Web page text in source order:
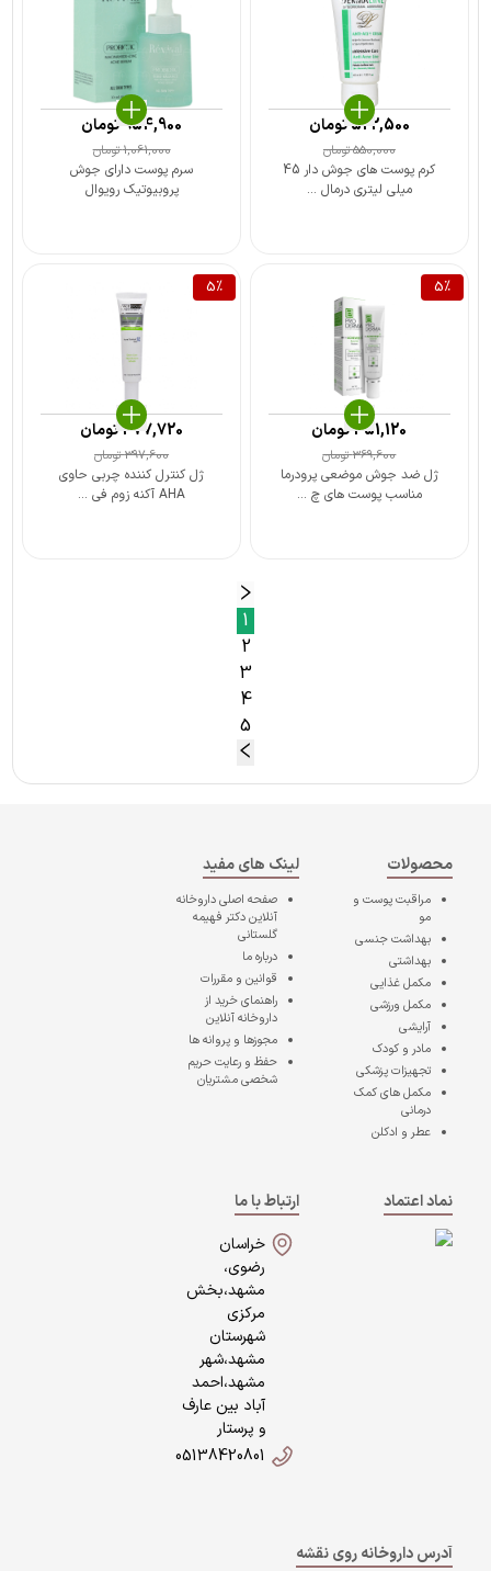
کرم پوست های جوش دار 45
میلی لیتری درمال ...
550,000تومان
522,500تومان
سرم پوست دارای جوش
پروبیوتیک رویوال
1,061,000تومان
954,900تومان
5%
ژل ضد جوش موضعی پرودرما
مناسب پوست های چ ...
369,600تومان
351,120تومان
5%
ژل کنترل کننده چربی حاوی
AHA آکنه زوم فی ...
397,600تومان
377,720تومان
1
2
3
4
5
محصولات
مراقبت پوست و
مو
بهداشت جنسی
بهداشتی
مکمل غذایی
مکمل ورزشی
آرایشی
مادر و کودک
تجهیزات پزشکی
مکمل های کمک
درمانی
عطر و ادکلن
لینک های مفید
صفحه اصلیداروخانه
آنلاین دکتر فهیمه
گلستانی
درباره ما
قوانین و مقررات
راهنمای خرید از
داروخانه آنلاین
مجوزها و پروانه ها
حفظ و رعایت حریم
شخصی مشتریان
نماد اعتماد
ارتباط با ما
خراسان
رضوی،
مشهد،بخش
مرکزی
شهرستان
مشهد،شهر
مشهد،احمد
آباد بین عارف
و پرستار
05138420801
آدرس داروخانه روی نقشه